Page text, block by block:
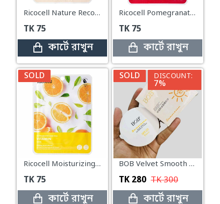
Ricocell Nature Recovery Mask Pack Potato – 23g
TK 75
কার্টে রাখুন
Ricocell Pomegranate Extract Brightening & Moisturizing Mask – 23g
TK 75
কার্টে রাখুন
SOLD
Ricocell Moisturizing and Brightening Mask with Vitamin C – 23g
TK 75
কার্টে রাখুন
SOLD DISCOUNT:
7%
BOB Velvet Smooth Waterproof Sunscreen Powder
TK 280 TK300
কার্টে রাখুন